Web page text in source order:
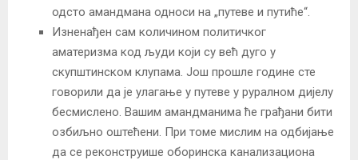
одсто амандмана односи на „путеве и путиће“.
Изненађен сам количином политичког
аматеризма код људи који су већ дуго у
скупштинском клупама. Још прошле године сте
говорили да је улагање у путеве у руралном дијелу
бесмислено. Вашим амандманима ће грађани бити
озбиљно оштећени. При томе мислим на одбијање
да се реконструише оборинска канализациона